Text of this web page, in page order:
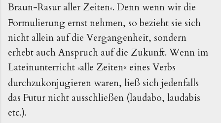
Braun-Rasur aller Zeiten«. Denn wenn wir die
Formulierung ernst nehmen, so bezieht sie sich
nicht allein auf die Vergangenheit, sondern
erhebt auch Anspruch auf die Zukunft. Wenn im
Lateinunterricht »alle Zeiten« eines Verbs
durchzukonjugieren waren, ließ sich jedenfalls
das Futur nicht ausschließen (laudabo, laudabis
etc.).